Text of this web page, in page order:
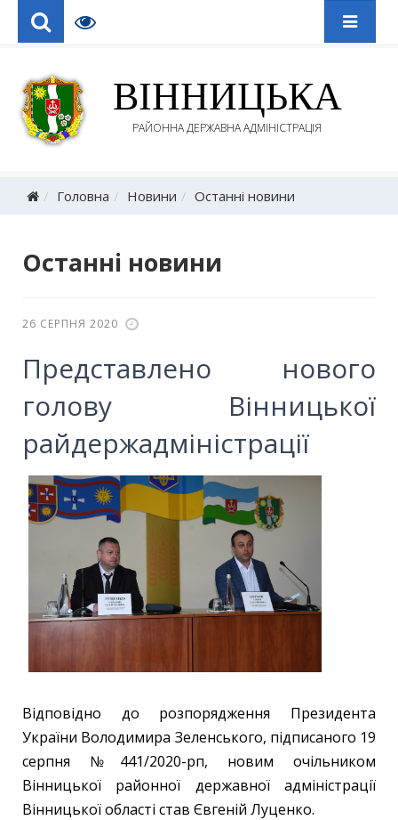
ВІННИЦЬКА
РАЙОННА ДЕРЖАВНА АДМІНІСТРАЦІЯ
Головна Новини Останні новини
Останні новини
26 СЕРПНЯ 2020
Представлено нового
голову Вінницької
райдержадміністрації
Відповідно до розпорядження Президента
України Володимира Зеленського, підписаного 19
серпня №441/2020-рп, новим очільником
Вінницької районної державної адміністрації
Вінницької області став Євгеній Луценко.